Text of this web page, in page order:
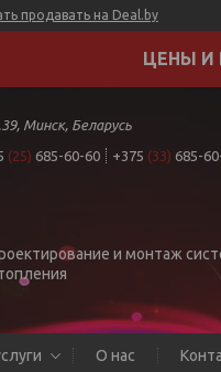
продавать на Deal.by
ЦЕНЫ И
Минск, Беларусь
(25) 685-60-60 +375 (33) 685-
и монтаж
О нас